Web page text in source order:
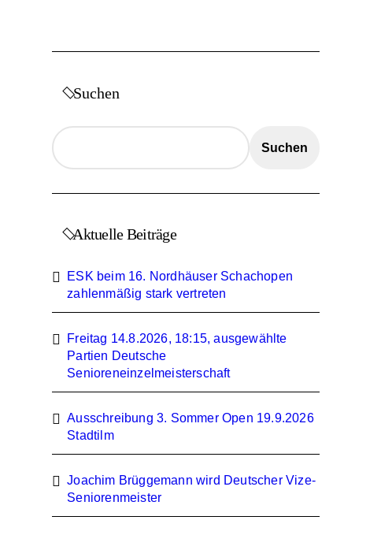
Suchen
Suchen
Aktuelle Beiträge
ESK beim 16. Nordhäuser Schachopen
zahlenmäßig stark vertreten
Freitag 14.8.2026, 18:15, ausgewählte
Partien Deutsche
Senioreneinzelmeisterschaft
Ausschreibung 3. Sommer Open 19.9.2026
Stadtilm
Joachim Brüggemann wird Deutscher Vize-
Seniorenmeister